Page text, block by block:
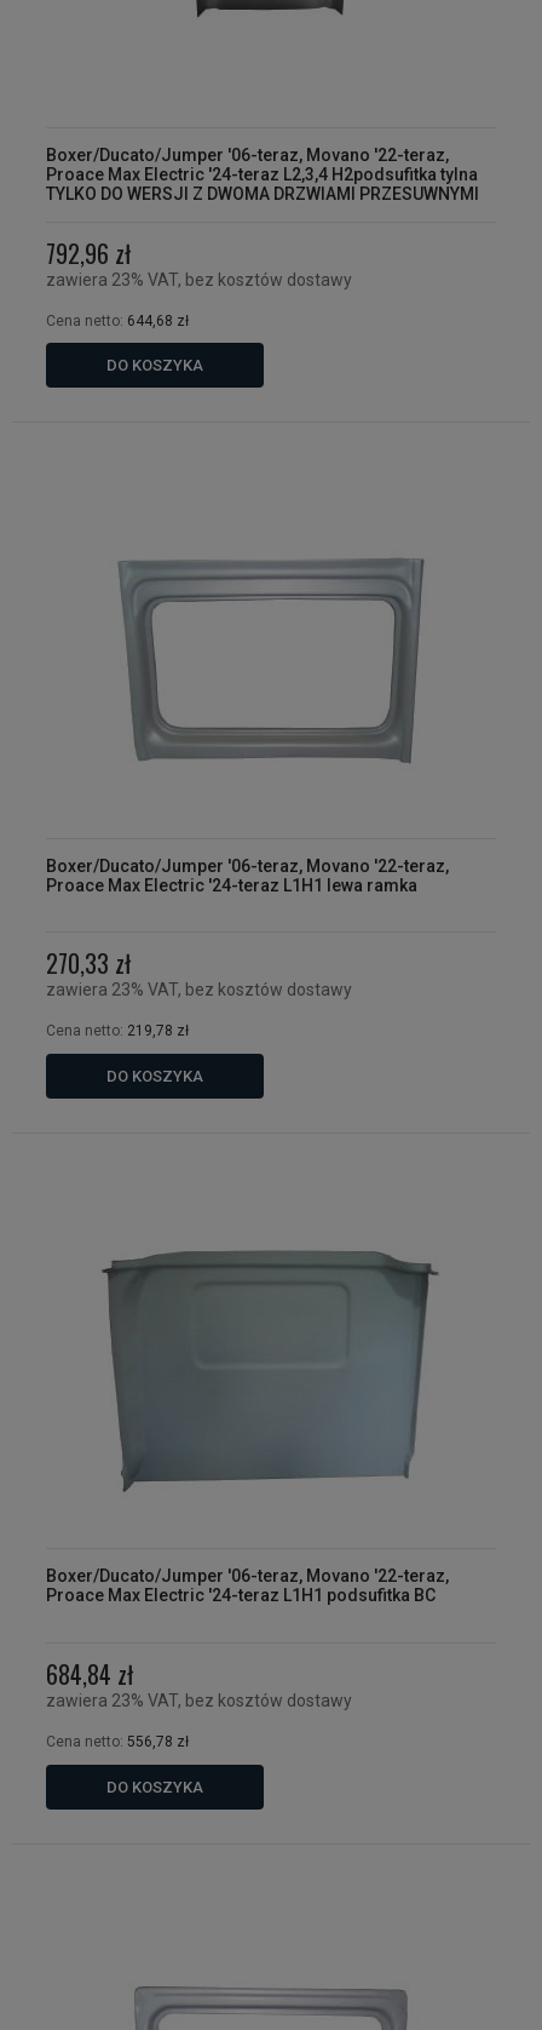
Boxer/Ducato/Jumper '06-teraz, Movano '22-teraz,
Proace Max Electric '24-teraz L2,3,4 H2podsufitka tylna
TYLKO DO WERSJI Z DWOMA DRZWIAMI PRZESUWNYMI
792,96 zł
zawiera 23% VAT, bez kosztów dostawy
Cena netto: 644,68 zł
DO KOSZYKA
Boxer/Ducato/Jumper '06-teraz, Movano '22-teraz,
Proace Max Electric '24-teraz L1H1 lewa ramka
270,33 zł
zawiera 23% VAT, bez kosztów dostawy
Cena netto: 219,78 zł
DO KOSZYKA
Boxer/Ducato/Jumper '06-teraz, Movano '22-teraz,
Proace Max Electric '24-teraz L1H1 podsufitka BC
684,84 zł
zawiera 23% VAT, bez kosztów dostawy
Cena netto: 556,78 zł
DO KOSZYKA